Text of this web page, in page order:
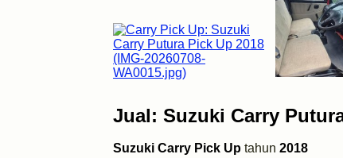
Jual: Suzuki Carry
Suzuki Carry Pick Up tahun 2018